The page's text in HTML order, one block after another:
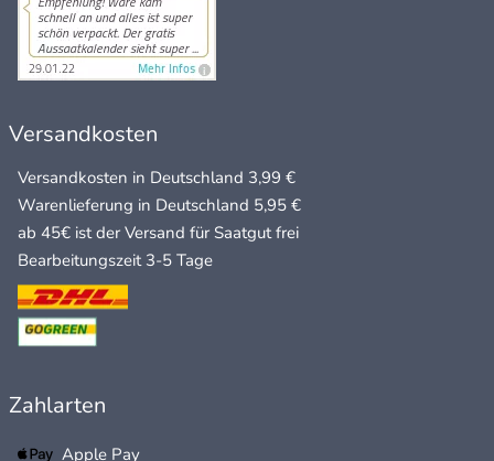
Versandkosten
Versandkosten in Deutschland 3,99 €
Warenlieferung in Deutschland 5,95 €
ab 45€ ist der Versand für Saatgut frei
Bearbeitungszeit 3-5 Tage
Zahlarten
Apple Pay